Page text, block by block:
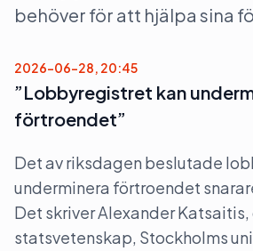
behöver för att hjälpa sina
2026-06-28, 20:45
”Lobbyregistret kan
förtroendet”
Det av riksdagen beslutade
underminera förtroendet
Det skriver Alexander Katsaitis,
statsvetenskap, Stockholms